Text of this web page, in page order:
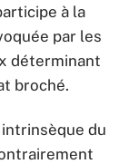
à la
par les
déterminant
broché.
du